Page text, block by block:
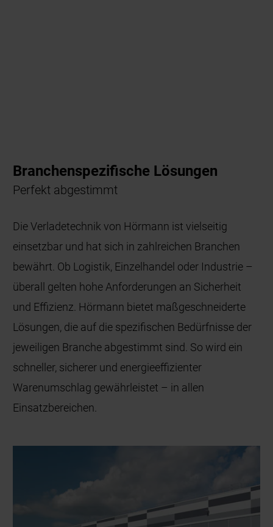
Branchenspezifische Lösungen
Perfekt abgestimmt
Die Verladetechnik von Hörmann ist vielseitig
einsetzbar und hat sich in zahlreichen Branchen
bewährt. Ob Logistik, Einzelhandel oder Industrie –
überall gelten hohe Anforderungen an Sicherheit
und Effizienz. Hörmann bietet maßgeschneiderte
Lösungen, die auf die spezifischen Bedürfnisse der
jeweiligen Branche abgestimmt sind. So wird ein
schneller, sicherer und energieeffizienter
Warenumschlag gewährleistet – in allen
Einsatzbereichen.